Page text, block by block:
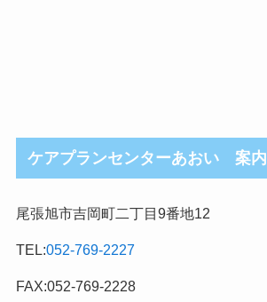
ケアプランセンターあおい 案内
尾張旭市吉岡町二丁目9番地12
TEL:052-769-2227
FAX:052-769-2228